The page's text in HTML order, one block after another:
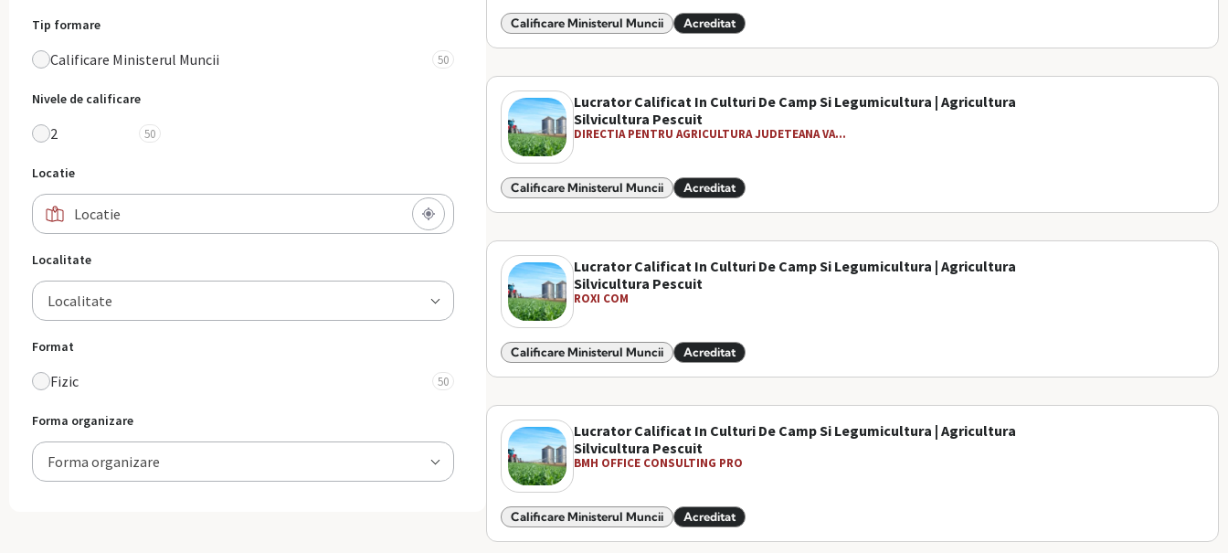
Tip formare
Calificare Ministerul Muncii 50
Nivele de calificare
2 50
Locatie
Localitate
Localitate
Format
Fizic 50
Forma organizare
Forma organizare
Calificare Ministerul Muncii Acreditat
Lucrator Calificat In Culturi De Camp Si Legumicultura | Agricultura
Silvicultura Pescuit
DIRECTIA PENTRU AGRICULTURA JUDETEANA VA...
Calificare Ministerul Muncii Acreditat
Lucrator Calificat In Culturi De Camp Si Legumicultura | Agricultura
Silvicultura Pescuit
ROXI COM
Calificare Ministerul Muncii Acreditat
Lucrator Calificat In Culturi De Camp Si Legumicultura | Agricultura
Silvicultura Pescuit
BMH OFFICE CONSULTING PRO
Calificare Ministerul Muncii Acreditat